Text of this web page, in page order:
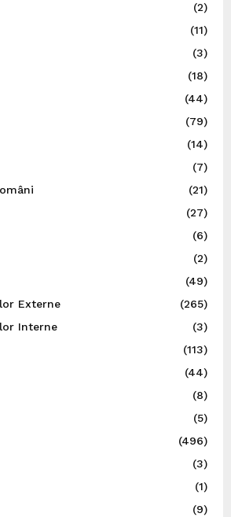
(2)
(11)
(3)
(18)
(44)
(79)
(14)
(7)
(21)
(27)
(6)
(2)
(49)
Externe
(265)
Interne
(3)
(113)
(44)
(8)
(5)
(496)
(3)
(1)
(9)